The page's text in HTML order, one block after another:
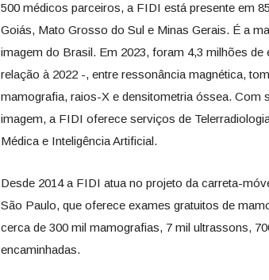
500 médicos parceiros, a FIDI está presente em
Goiás, Mato Grosso do Sul e Minas Gerais. É a
imagem do Brasil. Em 2023, foram 4,3 milhões
relação à 2022 -, entre ressonância magnética,
mamografia, raios-X e densitometria óssea.
imagem, a FIDI oferece serviços de
Médica e Inteligência Artificial.
Desde 2014 a FIDI atua no projeto da carreta-
São Paulo, que oferece exames gratuitos de
cerca de 300 mil mamografias, 7 mil ultrassons,
encaminhadas.